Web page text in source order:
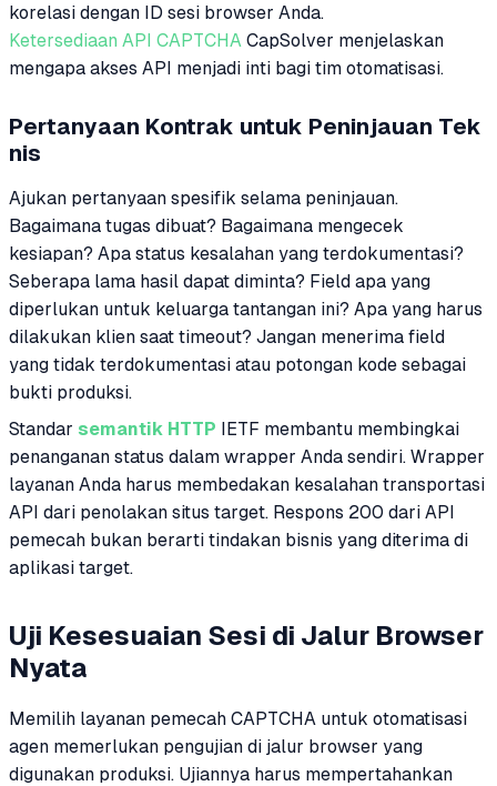
korelasi dengan ID sesi browser Anda.
Ketersediaan API CAPTCHA CapSolver menjelaskan
mengapa akses API menjadi inti bagi tim otomatisasi.
Pertanyaan Kontrak untuk Peninjauan Tek
nis
Ajukan pertanyaan spesifik selama peninjauan.
Bagaimana tugas dibuat? Bagaimana mengecek
kesiapan? Apa status kesalahan yang terdokumentasi?
Seberapa lama hasil dapat diminta? Field apa yang
diperlukan untuk keluarga tantangan ini? Apa yang harus
dilakukan klien saat timeout? Jangan menerima field
yang tidak terdokumentasi atau potongan kode sebagai
bukti produksi.
Standar semantik HTTP IETF membantu membingkai
penanganan status dalam wrapper Anda sendiri. Wrapper
layanan Anda harus membedakan kesalahan transportasi
API dari penolakan situs target. Respons 200 dari API
pemecah bukan berarti tindakan bisnis yang diterima di
aplikasi target.
Uji Kesesuaian Sesi di Jalur Browser
Nyata
Memilih layanan pemecah CAPTCHA untuk otomatisasi
agen memerlukan pengujian di jalur browser yang
digunakan produksi. Ujiannya harus mempertahankan